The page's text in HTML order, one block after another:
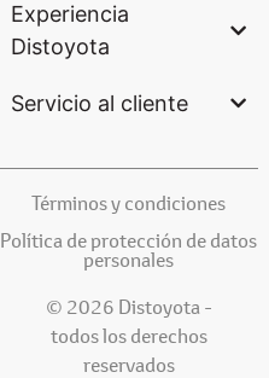
Experiencia
Distoyota
Servicio al cliente
Términos y condiciones
Política de protección de datos
personales
© 2026 Distoyota -
todos los derechos
reservados